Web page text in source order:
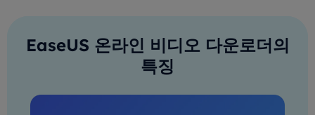
EaseUS 온라인 비디오 다운로더의
특징